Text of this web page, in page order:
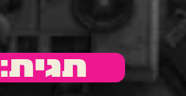
תגית: seo